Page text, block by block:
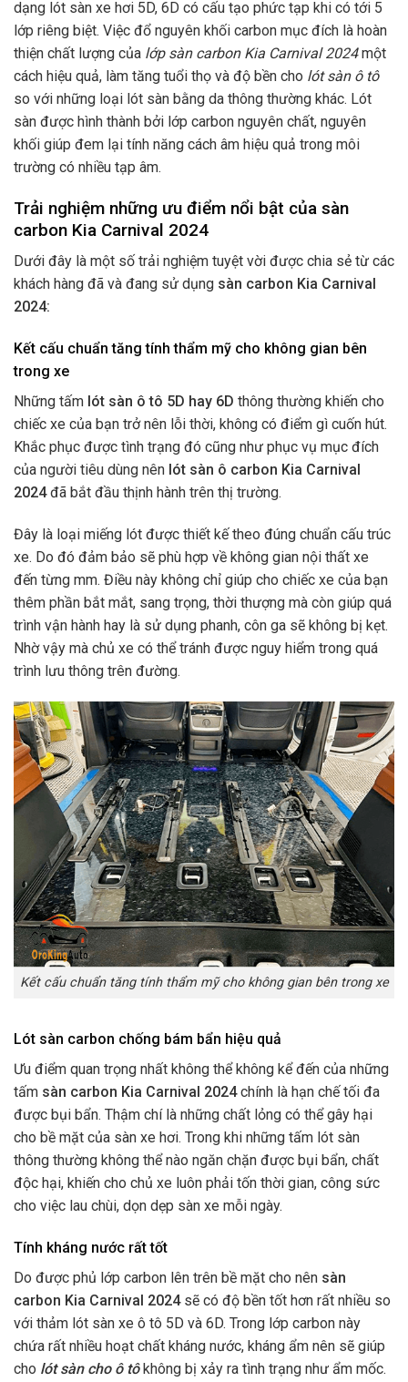
dạng lót sàn xe hơi 5D, 6D có cấu tạo phức tạp khi có tới 5
lớp riêng biệt. Việc đổ nguyên khối carbon mục đích là hoàn
thiện chất lượng của lớp sàn carbon Kia Carnival 2024một
cách hiệu quả, làm tăng tuổi thọ và độ bền cho lót sàn ô tô
so với những loại lót sàn bằng da thông thường khác. Lót
sàn được hình thành bởi lớp carbon nguyên chất, nguyên
khối giúp đem lại tính năng cách âm hiệu quả trong môi
trường có nhiều tạp âm.
Trải nghiệm những ưu điểm nổi bật của sàn
carbon Kia Carnival 2024
Dưới đây là một số trải nghiệm tuyệt vời được chia sẻ từ các
khách hàng đã và đang sử dụng sàn carbon Kia Carnival
2024:
Kết cấu chuẩn tăng tính thẩm mỹ cho không gian bên
trong xe
Những tấm lót sàn ô tô 5D hay 6D thông thường khiến cho
chiếc xe của bạn trở nên lỗi thời, không có điểm gì cuốn hút.
Khắc phục được tình trạng đó cũng như phục vụ mục đích
của người tiêu dùng nên lót sàn ô carbon Kia Carnival
2024đã bắt đầu thịnh hành trên thị trường.
Đây là loại miếng lót được thiết kế theo đúng chuẩn cấu trúc
xe. Do đó đảm bảo sẽ phù hợp về không gian nội thất xe
đến từng mm. Điều này không chỉ giúp cho chiếc xe của bạn
thêm phần bắt mắt, sang trọng, thời thượng mà còn giúp quá
trình vận hành hay là sử dụng phanh, côn ga sẽ không bị kẹt.
Nhờ vậy mà chủ xe có thể tránh được nguy hiểm trong quá
trình lưu thông trên đường.
Kết cấu chuẩn tăng tính thẩm mỹ cho không gian bên trong xe
Lót sàn carbon chống bám bẩn hiệu quả
Ưu điểm quan trọng nhất không thể không kể đến của những
tấm sàn carbon Kia Carnival 2024chính là hạn chế tối đa
được bụi bẩn. Thậm chí là những chất lỏng có thể gây hại
cho bề mặt của sàn xe hơi. Trong khi những tấm lót sàn
thông thường không thể nào ngăn chặn được bụi bẩn, chất
độc hại, khiến cho chủ xe luôn phải tốn thời gian, công sức
cho việc lau chùi, dọn dẹp sàn xe mỗi ngày.
Tính kháng nước rất tốt
Do được phủ lớp carbon lên trên bề mặt cho nên sàn
carbon Kia Carnival 2024 sẽ có độ bền tốt hơn rất nhiều so
với thảm lót sàn xe ô tô 5D và 6D. Trong lớp carbon này
chứa rất nhiều hoạt chất kháng nước, kháng ẩm nên sẽ giúp
cho lót sàn cho ô tô không bị xảy ra tình trạng như ẩm mốc.